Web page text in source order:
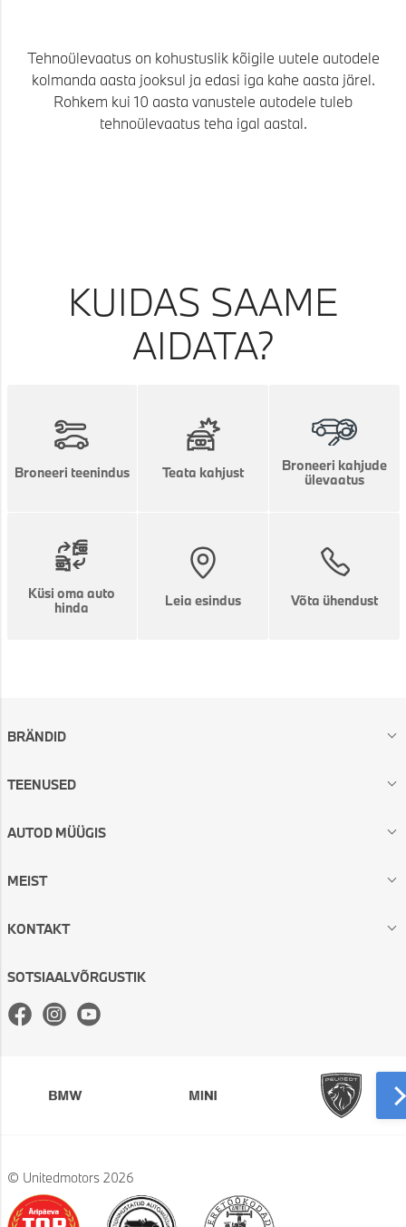
Tehnoülevaatus on kohustuslik kõigile uutele autodele
kolmanda aasta jooksul ja edasi iga kahe aasta järel.
Rohkem kui 10 aasta vanustele autodele tuleb
tehnoülevaatus teha igal aastal.
KUIDAS SAAME
AIDATA?
Broneeri teenindus Teata kahjust
Broneeri kahjude
ülevaatus
Küsi oma auto
hinda
Leia esindus Võta ühendust
BRÄNDID
TEENUSED
AUTOD MÜÜGIS
MEIST
KONTAKT
SOTSIAALVÕRGUSTIK
Facebook
Instagram
© Unitedmotors 2026